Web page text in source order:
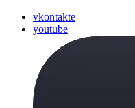
vkontakte
youtube